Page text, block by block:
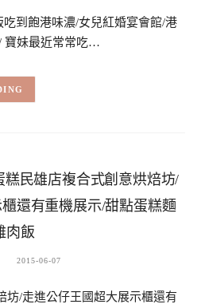
到飽港味濃/女兒紅婚宴會館/港
寶妹最近常常吃…
糕民雄店複合式創意烘焙坊/
還有重機展示/甜點蛋糕麵
肉飯
2015-06-07
坊/走進公仔王國超大展示櫃還有